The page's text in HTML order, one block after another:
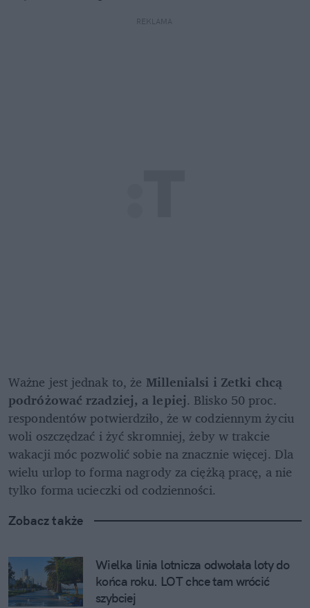
REKLAMA
Ważne jest jednak to, że Millenialsi i Zetki chcą
podróżować rzadziej, a lepiej. Blisko 50 proc.
respondentów potwierdziło, że w codziennym życiu
woli oszczędzać i żyć skromniej, żeby w trakcie
wakacji móc pozwolić sobie na znacznie więcej. Dla
wielu urlop to forma nagrody za ciężką pracę, a nie
tylko forma ucieczki od codzienności.
Zobacz także
Wielka linia lotnicza odwołała loty do
końca roku. LOT chce tam wrócić
szybciej